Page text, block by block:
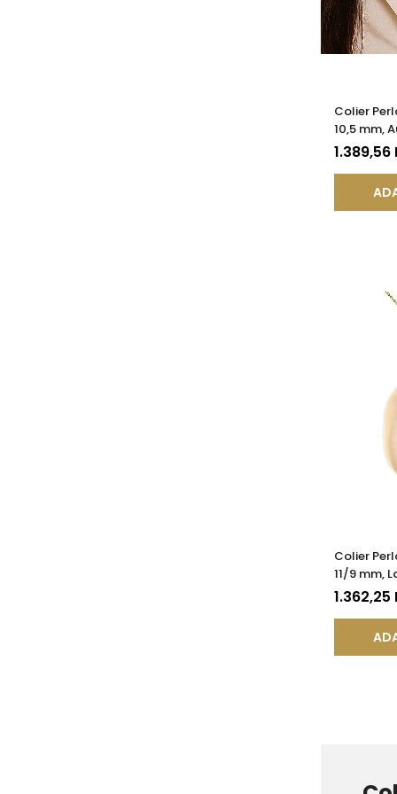
Colier
10,5 mm,
1.389,56
Colier
11/9 mm,
585) |
1.362,25